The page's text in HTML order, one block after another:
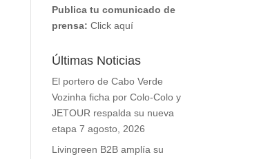
Publica tu comunicado de
prensa: Click aquí
Últimas Noticias
El portero de Cabo Verde
Vozinha ficha por Colo-Colo y
JETOUR respalda su nueva
etapa 7 agosto, 2026
Livingreen B2B amplía su